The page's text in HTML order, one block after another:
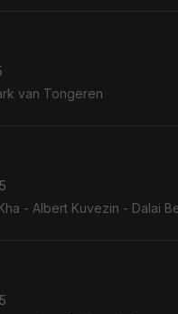
van Tongeren
- Albert Kuvezin - Dalai